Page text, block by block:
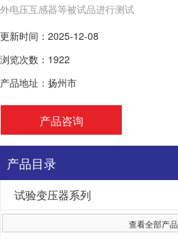
外电压互感器等被试品进行测试
更新时间：2025-12-08
浏览次数：1922
产品地址：扬州市
产品咨询
产品目录
试验变压器系列
查看全部产品